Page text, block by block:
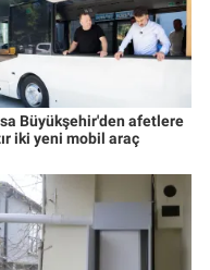
Büyükşehir'den afetlere
iki yeni mobil araç